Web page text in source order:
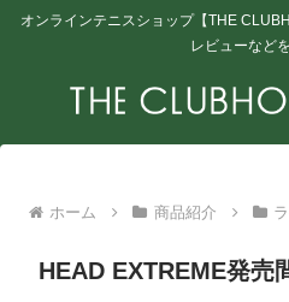
オンラインテニスショップ【THE
レビューなど
ホーム 商品紹介
HEAD EXTREME発売